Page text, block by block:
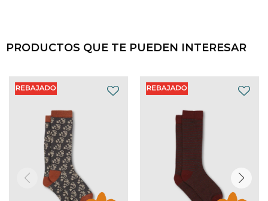
PRODUCTOS QUE TE PUEDEN INTERESAR